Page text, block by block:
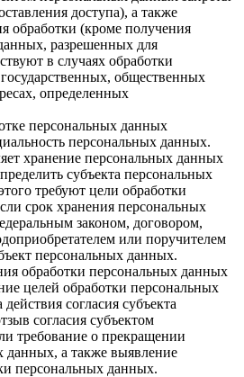
доступа), а также
обработки (кроме получения
разрешенных для
в случаях обработки
общественных
определенных
персональных данных
персональных данных.
хранение персональных данных
субъекта персональных
требуют цели обработки
срок хранения персональных
законом, договором,
или поручителем
персональных данных.
обработки персональных данных
целей обработки персональных
согласия субъекта
согласия субъектом
требование о прекращении
данных, а также выявление
персональных данных.